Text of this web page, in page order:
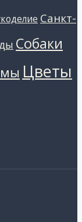
Санкт-
Собаки
Цветы